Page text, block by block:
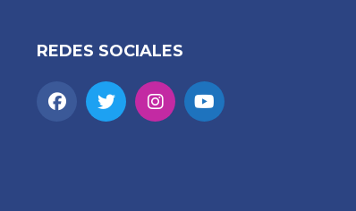
REDES SOCIALES